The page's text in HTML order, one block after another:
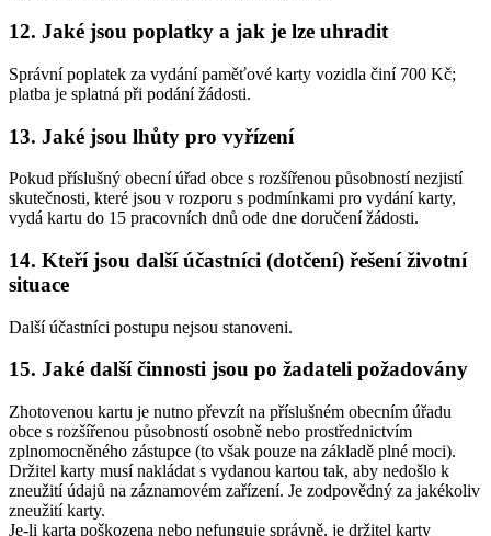
12. Jaké jsou poplatky a jak je lze uhradit
Správní poplatek za vydání paměťové karty vozidla činí 700 Kč;
platba je splatná při podání žádosti.
13. Jaké jsou lhůty pro vyřízení
Pokud příslušný obecní úřad obce s rozšířenou působností nezjistí
skutečnosti, které jsou v rozporu s podmínkami pro vydání karty,
vydá kartu do 15 pracovních dnů ode dne doručení žádosti.
14. Kteří jsou další účastníci (dotčení) řešení životní
situace
Další účastníci postupu nejsou stanoveni.
15. Jaké další činnosti jsou po žadateli požadovány
Zhotovenou kartu je nutno převzít na příslušném obecním úřadu
obce s rozšířenou působností osobně nebo prostřednictvím
zplnomocněného zástupce (to však pouze na základě plné moci).
Držitel karty musí nakládat s vydanou kartou tak, aby nedošlo k
zneužití údajů na záznamovém zařízení. Je zodpovědný za jakékoliv
zneužití karty.
Je-li karta poškozena nebo nefunguje správně, je držitel karty